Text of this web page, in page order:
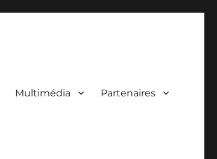
Multimédia Partenaires